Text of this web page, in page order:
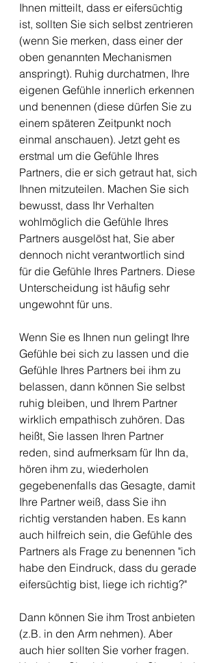
Ihnen mitteilt, dass er eifersüchtig
ist, sollten Sie sich selbst zentrieren
(wenn Sie merken, dass einer der
oben genannten Mechanismen
anspringt). Ruhig durchatmen, Ihre
eigenen Gefühle innerlich erkennen
und benennen (diese dürfen Sie zu
einem späteren Zeitpunkt noch
einmal anschauen). Jetzt geht es
erstmal um die Gefühle Ihres
Partners, die er sich getraut hat, sich
Ihnen mitzuteilen. Machen Sie sich
bewusst, dass Ihr Verhalten
wohlmöglich die Gefühle Ihres
Partners ausgelöst hat, Sie aber
dennoch nicht verantwortlich sind
für die Gefühle Ihres Partners. Diese
Unterscheidung ist häufig sehr
ungewohnt für uns.
Wenn Sie es Ihnen nun gelingt Ihre
Gefühle bei sich zu lassen und die
Gefühle Ihres Partners bei ihm zu
belassen, dann können Sie selbst
ruhig bleiben, und Ihrem Partner
wirklich empathisch zuhören. Das
heißt, Sie lassen Ihren Partner
reden, sind aufmerksam für Ihn da,
hören ihm zu, wiederholen
gegebenenfalls das Gesagte, damit
Ihre Partner weiß, dass Sie ihn
richtig verstanden haben. Es kann
auch hilfreich sein, die Gefühle des
Partners als Frage zu benennen "ich
habe den Eindruck, dass du gerade
eifersüchtig bist, liege ich richtig?"
Dann können Sie ihm Trost anbieten
(z.B. in den Arm nehmen). Aber
auch hier sollten Sie vorher fragen.